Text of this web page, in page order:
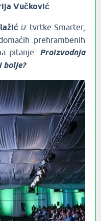
Vučković
iz tvrtke Smarter,
prehrambenih
pitanje: Proizvodnja
bolje?